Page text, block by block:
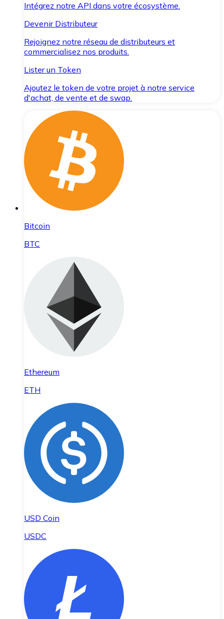
Intégrez notre API dans votre écosystème.
Devenir Distributeur
Rejoignez notre réseau de distributeurs et
commercialisez nos produits.
Lister un Token
Ajoutez le token de votre projet à notre service
d'achat, de vente et de swap.
Bitcoin
BTC
Ethereum
ETH
USD Coin
USDC